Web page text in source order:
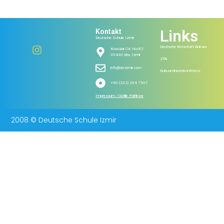
Kontakt
Deutsche Schule Izmir
Kuscular Cd. No:82
35430 Urla, Izmir
info@ds-izmir.com
+90 (232) 234 7507
Impressum / Gizlilik Politikası
Links
Deutsche Botschaft Ankara
ZfA
Kultusministerkonferenz
2008 © Deutsche Schule Izmir